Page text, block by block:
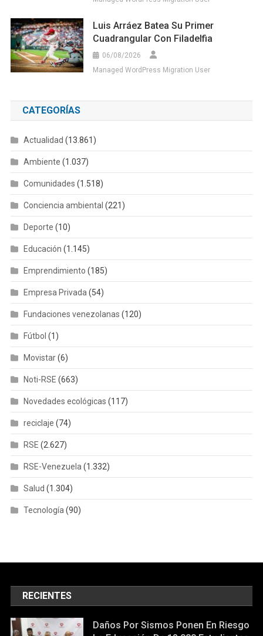
Luis Arráez Batea Su Primer
Cuadrangular Con Filadelfia
06/08/2026
Managed WordPress Migration User
CATEGORÍAS
Actualidad (13.861)
Ambiente (1.037)
Comunidades (1.518)
Conciencia ambiental (221)
Deporte (10)
Educación (1.145)
Emprendimiento (185)
Empresa Privada (54)
Fundaciones venezolanas (120)
Fútbol (1)
Movistar(6)
Noti-RSE (663)
Novedades ecológicas (117)
reciclaje (74)
RSE (2.627)
RSE-Venezuela (1.332)
Salud (1.304)
Tecnología (90)
RECIENTES
Daños Por Sismos Ponen En Riesgo